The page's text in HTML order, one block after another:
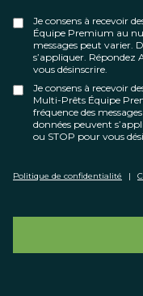
Je consens à recevoir
Équipe Premium au
messages peut varier.
s’appliquer. Répondez
vous désinscrire.
Je consens à recevoir
Multi-Prêts Équipe
fréquence des
données peuvent
ou STOP pour vous
Politique de confidentialité |